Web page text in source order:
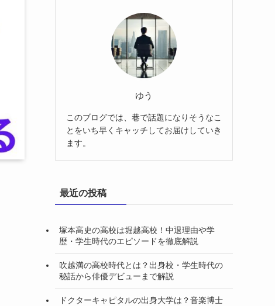
ゆう
このブログでは、巷で話題になりそうなこ
とをいち早くキャッチしてお届けしていき
ます。
最近の投稿
塚本高史の高校は堀越高校！中退理由や学
歴・学生時代のエピソードを徹底解説
吹越満の高校時代とは？出身校・学生時代の
秘話から俳優デビューまで解説
ドクターキャピタルの出身大学は？音楽博士